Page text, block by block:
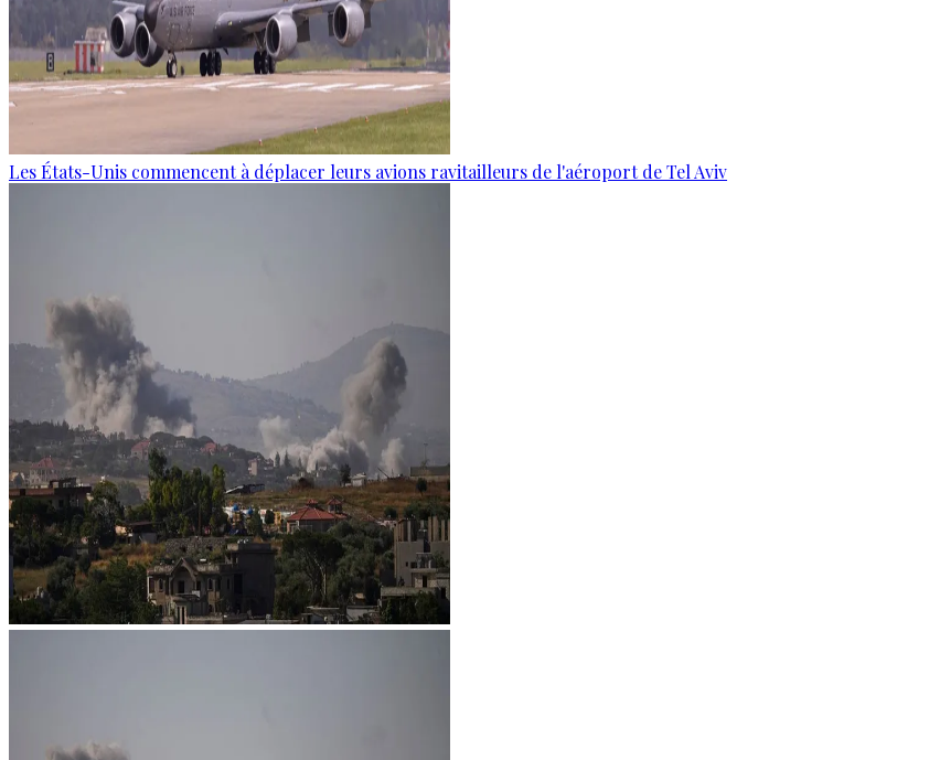
Les États-Unis commencent à déplacer leurs avions ravitailleurs de l'aéroport de Tel Aviv